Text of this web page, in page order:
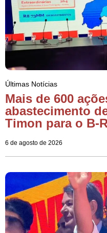
Últimas Notícias
Mais de 600
abastecimento
Timon para o B-
6 de agosto de 2026